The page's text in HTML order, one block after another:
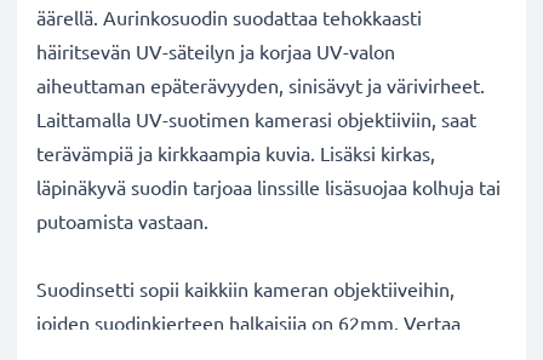
äärellä. Aurinkosuodin suodattaa tehokkaasti
häiritsevän UV-säteilyn ja korjaa UV-valon
aiheuttaman epäterävyyden, sinisävyt ja värivirheet.
Laittamalla UV-suotimen kamerasi objektiiviin, saat
terävämpiä ja kirkkaampia kuvia. Lisäksi kirkas,
läpinäkyvä suodin tarjoaa linssille lisäsuojaa kolhuja tai
putoamista vastaan.
Suodinsetti sopii kaikkiin kameran objektiiveihin,
joiden suodinkierteen halkaisija on 62mm. Vertaa